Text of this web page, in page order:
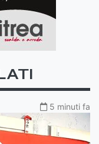
5 minuti fa